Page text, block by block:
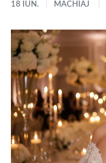
18 IUN.
MACHIAJ